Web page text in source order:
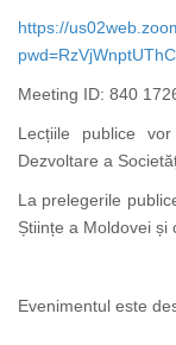
https://
Meeting ID: 840
Lecțiile publice
Dezvoltare a
La prelegerile
Științe a Moldovei și
Evenimentul este